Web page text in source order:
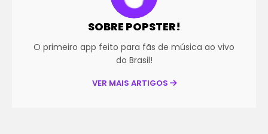
SOBRE POPSTER!
O primeiro app feito para fãs de música ao vivo
do Brasil!
VER MAIS ARTIGOS